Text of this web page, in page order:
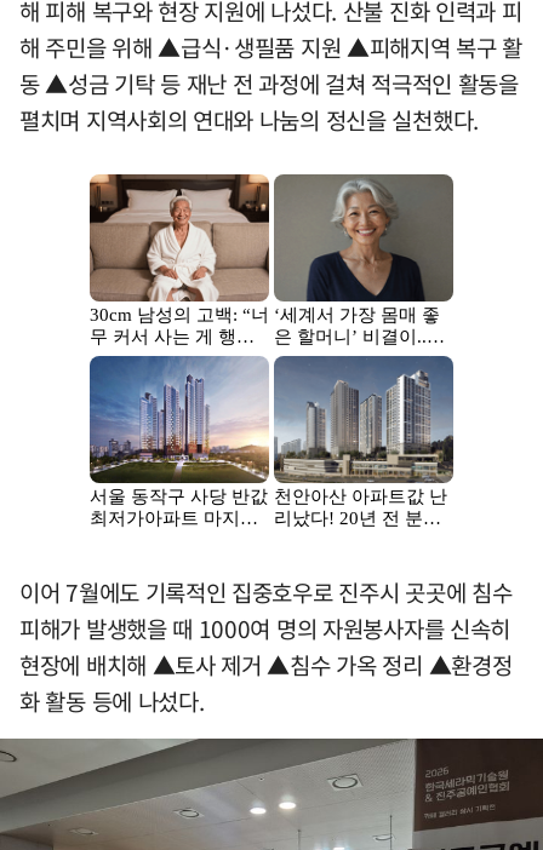
해 피해 복구와 현장 지원에 나섰다. 산불 진화 인력과 피
해 주민을 위해 ▲급식·생필품 지원 ▲피해지역 복구 활
동 ▲성금 기탁 등 재난 전 과정에 걸쳐 적극적인 활동을
펼치며 지역사회의 연대와 나눔의 정신을 실천했다.
이어 7월에도 기록적인 집중호우로 진주시 곳곳에 침수
피해가 발생했을 때 1000여 명의 자원봉사자를 신속히
현장에 배치해 ▲토사 제거 ▲침수 가옥 정리 ▲환경정
화 활동 등에 나섰다.